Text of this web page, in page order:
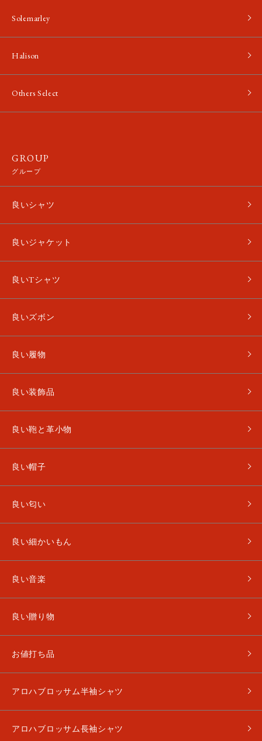
Solemarley
Halison
Others Select
GROUP
グループ
良いシャツ
良いジャケット
良いTシャツ
良いズボン
良い履物
良い装飾品
良い鞄と革小物
良い帽子
良い匂い
良い細かいもん
良い音楽
良い贈り物
お値打ち品
アロハブロッサム半袖シャツ
アロハブロッサム長袖シャツ